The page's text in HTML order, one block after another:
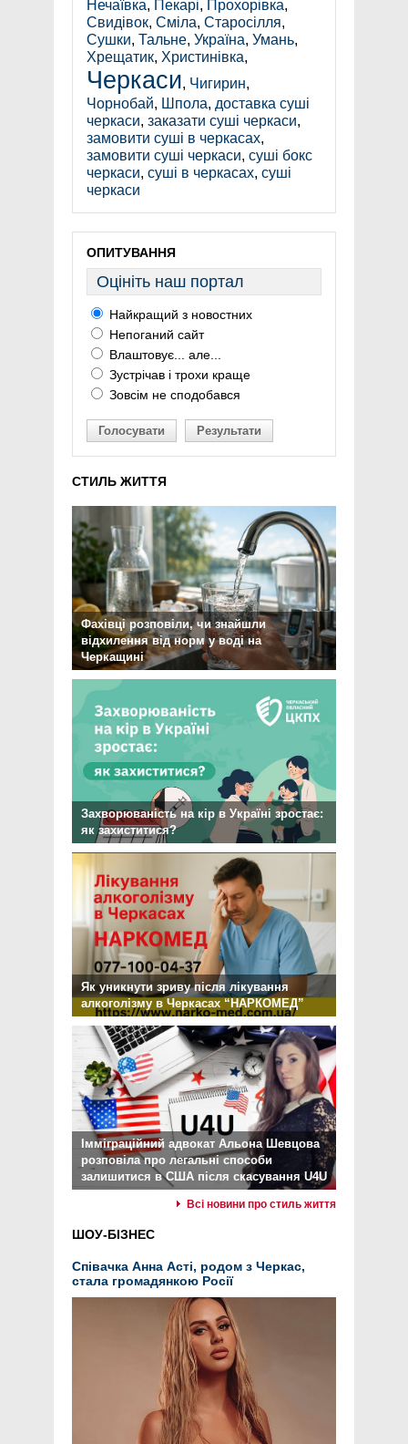
Нечаївка, Пекарі, Прохорівка,
Свидівок, Сміла, Старосілля,
Сушки, Тальне, Україна, Умань,
Хрещатик, Христинівка,
Черкаси, Чигирин,
Чорнобай, Шпола, доставка суші
черкаси, заказати суші черкаси,
замовити суші в черкасах,
замовити суші черкаси, суші бокс
черкаси, суші в черкасах, суші
черкаси
ОПИТУВАННЯ
Оцініть наш портал
Найкращий з новостних
Непоганий сайт
Влаштовує... але...
Зустрічав і трохи краще
Зовсім не сподобався
Голосувати Результати
СТИЛЬ ЖИТТЯ
Фахівці розповіли, чи знайшли
відхилення від норм у воді на
Черкащині
Захворюваність на кір в Україні зростає:
як захиститися?
Як уникнути зриву після лікування
алкоголізму в Черкасах “НАРКОМЕД”
Імміграційний адвокат Альона Шевцова
розповіла про легальні способи
залишитися в США після скасування U4U
Всі новини про стиль життя
ШОУ-БІЗНЕС
Співачка Анна Асті, родом з Черкас,
стала громадянкою Росії